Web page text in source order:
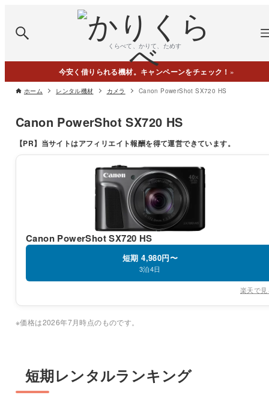
くらべて、かりて、ためす
今安く借りられる機材。キャンペーンをチェック！ »
ホーム レンタル機材 カメラ Canon PowerShot SX720 HS
Canon PowerShot SX720 HS
【PR】 当サイトはアフィリエイト報酬を得て運営できています。
Canon PowerShot SX720 HS
短期 4,980円〜
3泊4日
楽天で
※価格は2026年7月時点のものです。
短期レンタルランキング